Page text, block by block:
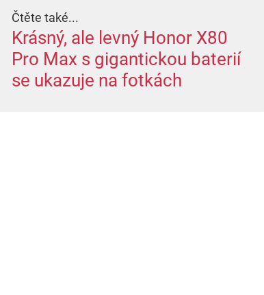
Čtěte také...
Krásný, ale levný Honor X80
Pro Max s gigantickou baterií
se ukazuje na fotkách